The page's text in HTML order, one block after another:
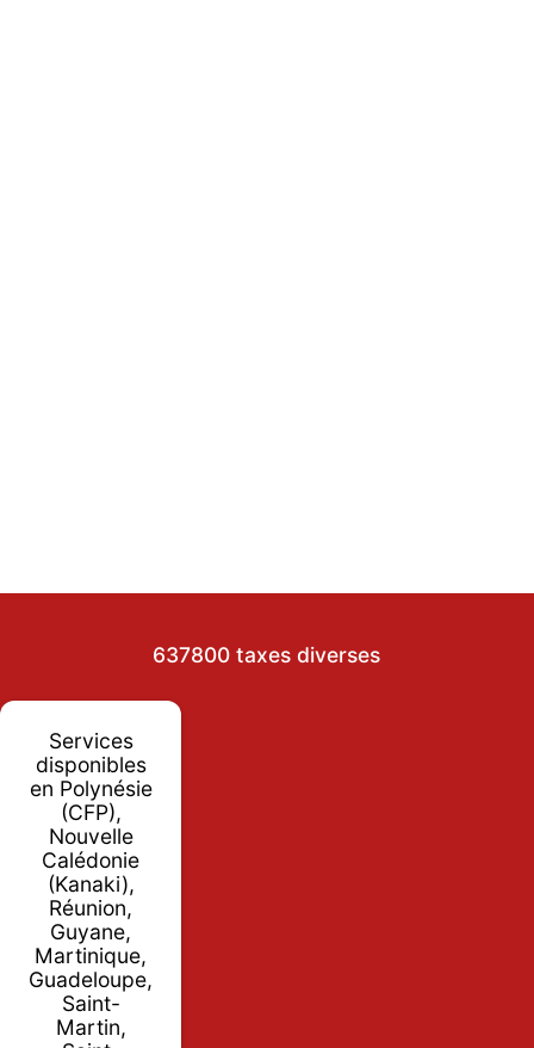
637800 taxes diverses
Services
disponibles
en Polynésie
(CFP),
Nouvelle
Calédonie
(Kanaki),
Réunion,
Guyane,
Martinique,
Guadeloupe,
Saint-
Martin,